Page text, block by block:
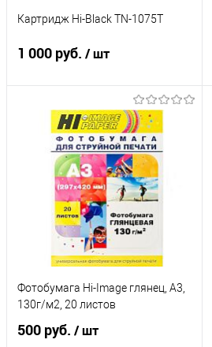
Картридж Hi-Black TN-1075T
1 000 руб. / шт
Подписаться
Купить в 1 клик
Сравнение
В избранное
Недоступно
Фотобумага Hi-Image глянец, А3,
130г/м2, 20 листов
500 руб. / шт